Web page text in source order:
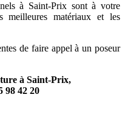
à Saint-Prix sont à votre
meilleures matériaux et les
de faire appel à un poseur
à Saint-Prix,
98 42 20